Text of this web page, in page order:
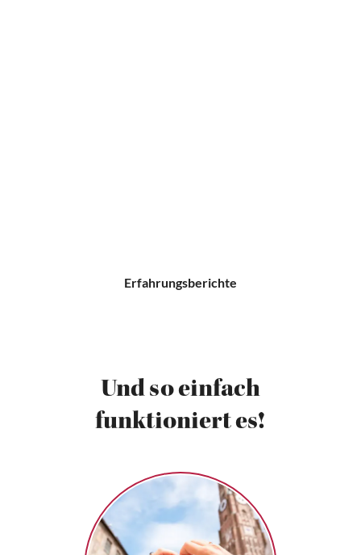
Erfahrungsberichte
Und so einfach
funktioniert es!